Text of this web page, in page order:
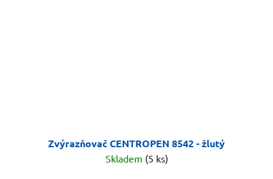
Zvýrazňovač CENTROPEN 8542 - žlutý
Skladem (5 ks)